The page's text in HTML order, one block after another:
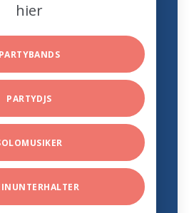
hier
PARTYBANDS
PARTYDJS